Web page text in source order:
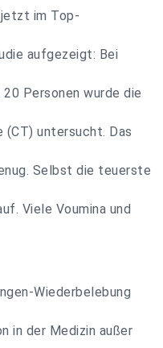
jetzt im Top-
aufgezeigt: Bei
Personen wurde die
untersucht. Das
Selbst die teuerste
Viele Voumina und
Wiederbelebung
in der Medizin außer